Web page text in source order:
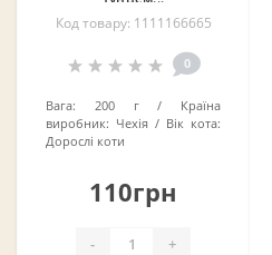
Код товару: 1111166665
0
Вага: 200 г
Країна
виробник: Чехія
Вік кота:
Дорослі коти
110грн
- +